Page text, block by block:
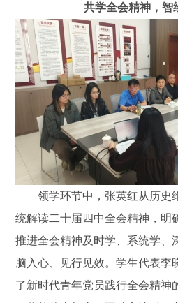
共学全会精神，智
领学环节中，张英红从历史
统解读二十届四中全会精神，明
推进全会精神及时学、系统学、
脑入心、见行见效。学生代表李
了新时代青年党员践行全会精神